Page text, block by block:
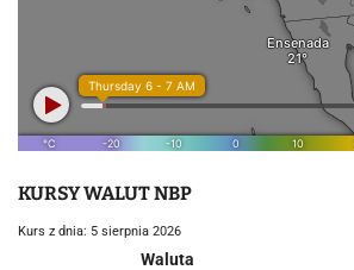
KURSY WALUT NBP
Kurs z dnia: 5 sierpnia 2026
Waluta